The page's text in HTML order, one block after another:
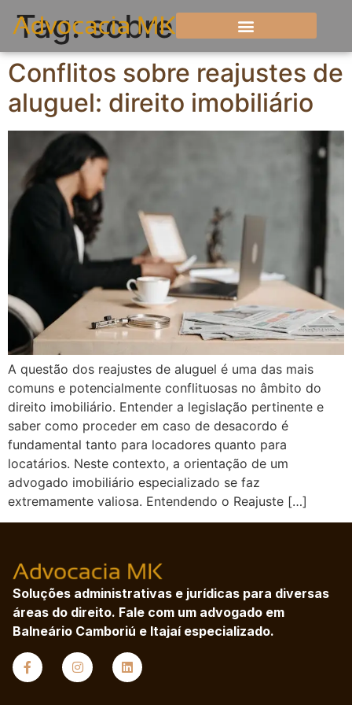
Tag:sobre
Conflitos sobre reajustes de
aluguel: direito imobiliário
A questão dos reajustes de aluguel é uma das mais
comuns e potencialmente conflituosas no âmbito do
direito imobiliário. Entender a legislação pertinente e
saber como proceder em caso de desacordo é
fundamental tanto para locadores quanto para
locatários. Neste contexto, a orientação de um
advogado imobiliário especializado se faz
extremamente valiosa. Entendendo o Reajuste […]
Soluções administrativas e jurídicas para diversas
áreas do direito. Fale com um advogado em
Balneário Camboriú e Itajaí especializado.